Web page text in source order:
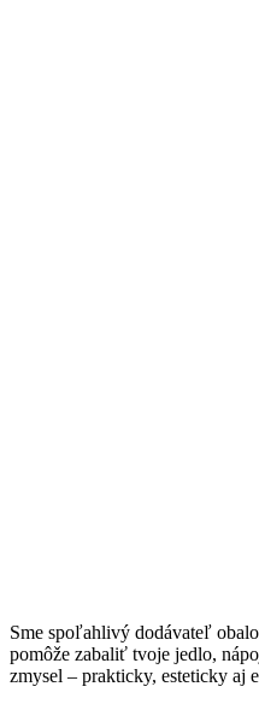
Sme spoľahlivý dodávateľ
pomôže zabaliť tvoje jedlo,
zmysel – prakticky, esteticky aj